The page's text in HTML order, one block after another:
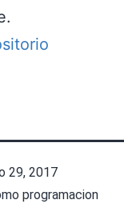
29, 2017
programacion